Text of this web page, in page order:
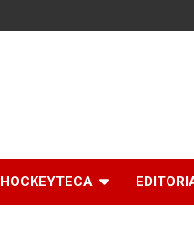
HOCKEYTECA